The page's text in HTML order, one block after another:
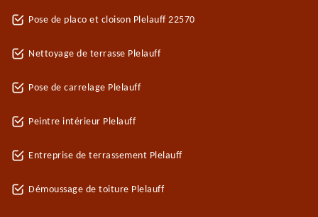
Pose de placo et cloison Plelauff 22570
Nettoyage de terrasse Plelauff
Pose de carrelage Plelauff
Peintre intérieur Plelauff
Entreprise de terrassement Plelauff
Démoussage de toiture Plelauff